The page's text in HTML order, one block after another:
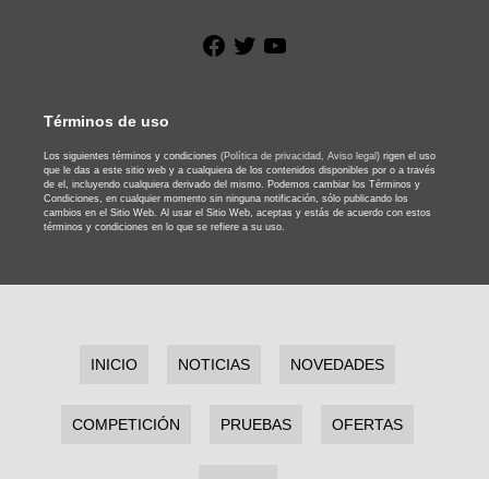
Facebook
Twitter
Términos de uso
Los siguientes términos y condiciones (Política de privacidad, Aviso legal) rigen el uso
que le das a este sitio web y a cualquiera de los contenidos disponibles por o a través
de el, incluyendo cualquiera derivado del mismo. Podemos cambiar los Términos y
Condiciones, en cualquier momento sin ninguna notificación, sólo publicando los
cambios en el Sitio Web. Al usar el Sitio Web, aceptas y estás de acuerdo con estos
términos y condiciones en lo que se refiere a su uso.
INICIO NOTICIAS NOVEDADES
COMPETICIÓN PRUEBAS OFERTAS